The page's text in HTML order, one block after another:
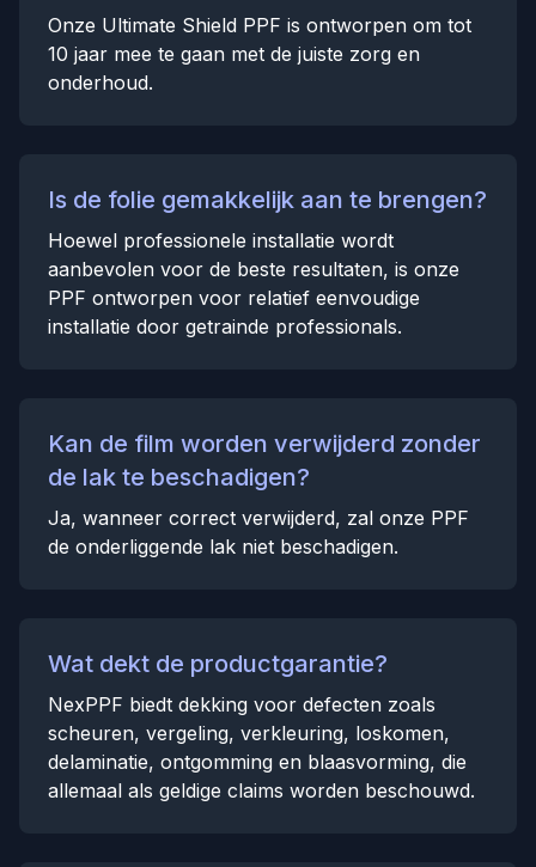
Onze Ultimate Shield PPF is ontworpen om tot
10 jaar mee te gaan met de juiste zorg en
onderhoud.
Is de folie gemakkelijk aan te brengen?
Hoewel professionele installatie wordt
aanbevolen voor de beste resultaten, is onze
PPF ontworpen voor relatief eenvoudige
installatie door getrainde professionals.
Kan de film worden verwijderd zonder
de lak te beschadigen?
Ja, wanneer correct verwijderd, zal onze PPF
de onderliggende lak niet beschadigen.
Wat dekt de productgarantie?
NexPPF biedt dekking voor defecten zoals
scheuren, vergeling, verkleuring, loskomen,
delaminatie, ontgomming en blaasvorming, die
allemaal als geldige claims worden beschouwd.